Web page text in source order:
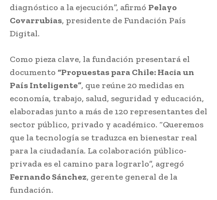
diagnóstico a la ejecución”, afirmó Pelayo
Covarrubias, presidente de Fundación País
Digital.
Como pieza clave, la fundación presentará el
documento “Propuestas para Chile: Hacia un
País Inteligente”, que reúne 20 medidas en
economía, trabajo, salud, seguridad y educación,
elaboradas junto a más de 120 representantes del
sector público, privado y académico. “Queremos
que la tecnología se traduzca en bienestar real
para la ciudadanía. La colaboración público-
privada es el camino para lograrlo”, agregó
Fernando Sánchez, gerente general de la
fundación.